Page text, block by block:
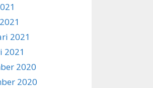
2021
2021
2020
2020